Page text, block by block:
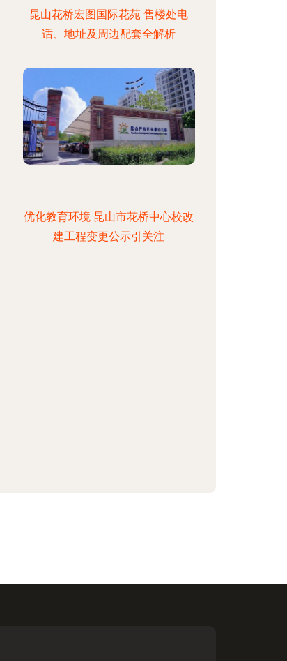
昆山花桥宏图国际花苑 售楼处电
话、地址及周边配套全解析
优化教育环境 昆山市花桥中心校改
建工程变更公示引关注